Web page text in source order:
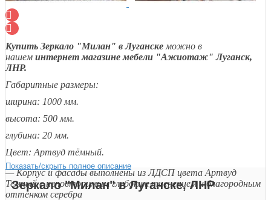
Купить Зеркало "Милан" в Луганске можно в
нашем интернет магазине мебели "Ажиотаж" Луганск,
ЛНР.
Габаритные размеры:
ширина: 1000 мм.
высота: 500 мм.
глубина: 20 мм.
Цвет: Артвуд тёмный.
— Корпус и фасады выполнены из ЛДСП цвета Артвуд
Темный с неповторимым глубоким тиснением и благородным
оттенком серебра
Показать/скрыть полное описание
Зеркало "Милан" в Луганске, ЛНР